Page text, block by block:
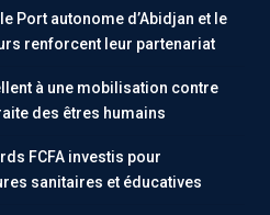
Port autonome d’Abidjan et le
renforcent leur partenariat
à une mobilisation contre
des êtres humains
FCFA investis pour
sanitaires et éducatives